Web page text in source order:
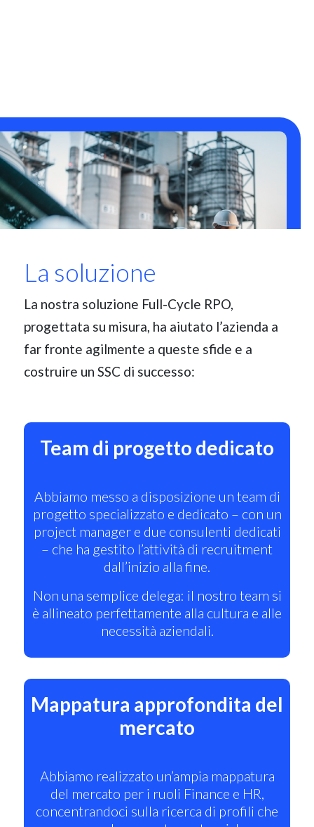
La soluzione
La nostra soluzione Full-Cycle RPO,
progettata su misura, ha aiutato l’azienda a
far fronte agilmente a queste sfide e a
costruire un SSC di successo:
Team di progetto dedicato
Abbiamo messo a disposizione un team di
progetto specializzato e dedicato – con un
project manager e due consulenti dedicati
– che ha gestito l’attività di recruitment
dall’inizio alla fine.
Non una semplice delega: il nostro team si
è allineato perfettamente alla cultura e alle
necessità aziendali.
Mappatura approfondita del
mercato
Abbiamo realizzato un’ampia mappatura
del mercato per i ruoli Finance e HR,
concentrandoci sulla ricerca di profili che